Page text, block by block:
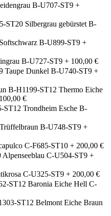
B-U707-ST9 +
Silbergrau gebürstet B-
Softschwarz B-U899-ST9 +
B-U727-ST9 + 100,00 €
Taupe Dunkel B-U740-ST9 +
Thermo Eiche
€
Trondheim Esche B-
Trüffelbraun B-U748-ST9 +
C-F685-ST10 + 200,00 €
Alpenseeblau C-U504-ST9 +
C-U325-ST9 + 200,00 €
Baronia Eiche Hell C-
Belmont Eiche Braun